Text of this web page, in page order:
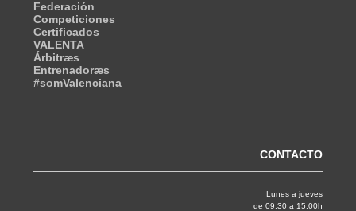
Federación
Competiciones
Certificados
VALENTA
Árbitræs
Entrenadoræs
#somValenciana
CONTACTO
Lunes a jueves
de 09:30 a 15.00h